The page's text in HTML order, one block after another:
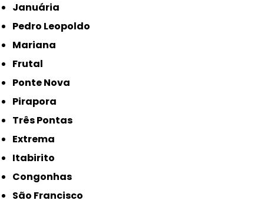
Januária
Pedro Leopoldo
Mariana
Frutal
Ponte Nova
Pirapora
Três Pontas
Extrema
Itabirito
Congonhas
São Francisco